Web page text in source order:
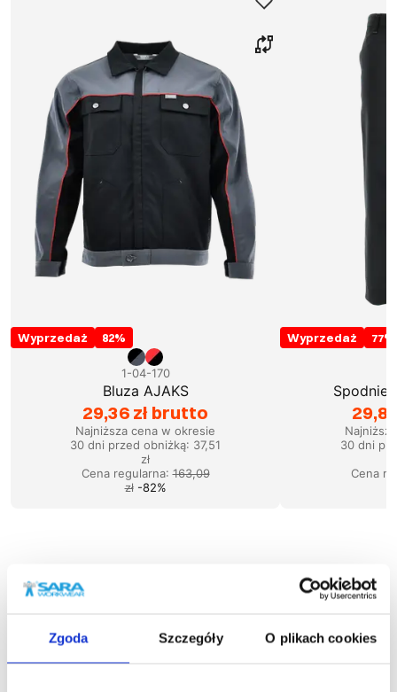
Zgoda Szczegóły O plikach cookies
Wyprzedaż 82%
1-04-170
Bluza AJAKS
29,36 zł brutto
Najniższa cena w okresie
30 dni przed obniżką: 37,51
zł
Cena regularna:163,09
zł -82%
Wyprzedaż 77%
Spodnie
30 dni
Cena
Podobne produkty